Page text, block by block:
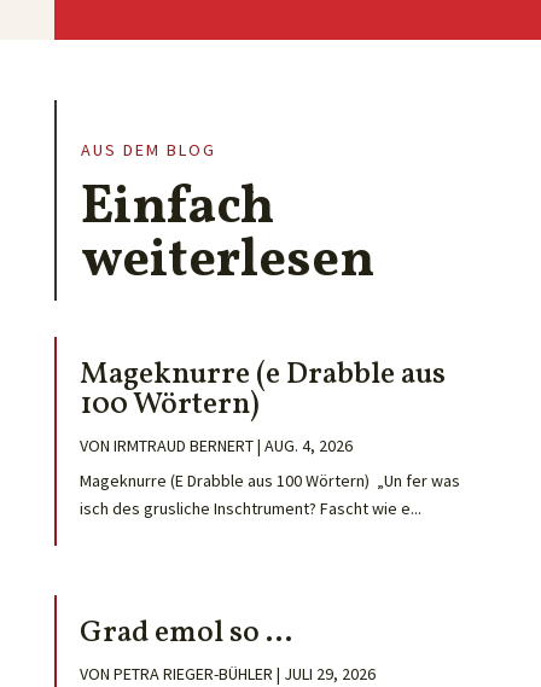
AUS DEM BLOG
Einfach
weiterlesen
Mageknurre (e Drabble aus
100 Wörtern)
VON IRMTRAUD BERNERT| AUG. 4, 2026
Mageknurre (E Drabble aus 100 Wörtern) „Un fer was
isch des grusliche Inschtrument? Fascht wie e...
Grad emol so …
VON PETRA RIEGER-BÜHLER | JULI 29, 2026